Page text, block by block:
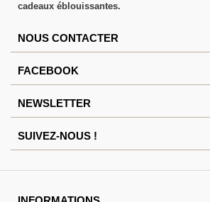
cadeaux éblouissantes.
NOUS CONTACTER
FACEBOOK
NEWSLETTER
SUIVEZ-NOUS !